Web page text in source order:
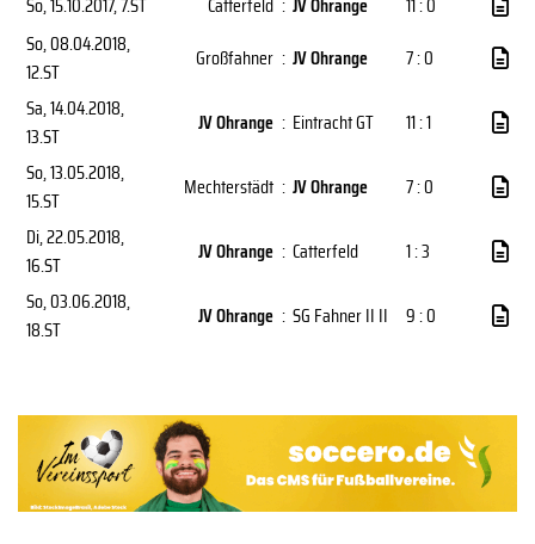
So, 08.04.2018,
12.ST
Großfahner : JV Ohrange
7 : 0
Sa, 14.04.2018,
13.ST
JV Ohrange : Eintracht GT
11 : 1
So, 13.05.2018,
15.ST
Mechterstädt : JV Ohrange
7 : 0
Di, 22.05.2018,
16.ST
JV Ohrange : Catterfeld
1 : 3
So, 03.06.2018,
18.ST
JV Ohrange : SG Fahner II II 9 : 0